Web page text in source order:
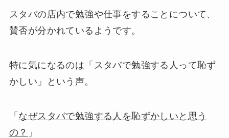
スタバの店内で勉強や仕事をすることについて、
賛否が分かれているようです。
特に気になるのは「スタバで勉強する人って恥ず
かしい」という声。
「 なぜスタバで勉強する人を恥ずかしいと思う
の？ 」